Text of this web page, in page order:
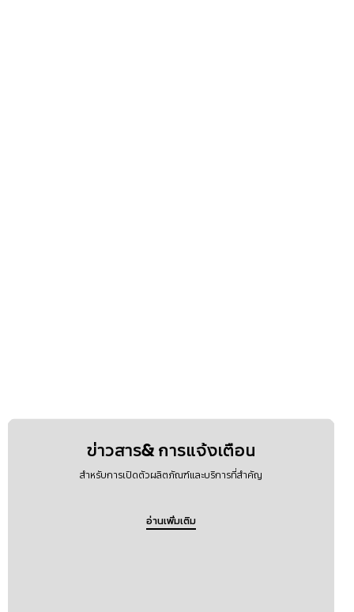
ข่าวสาร& การแจ้งเตือน
สำหรับการเปิดตัวผลิตภัณฑ์และบริการที่สำคัญ
อ่านเพิ่มเติม